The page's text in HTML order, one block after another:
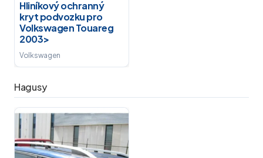
Hliníkový ochranný
kryt podvozku pro
Volkswagen Touareg
2003>
Volkswagen
Hagusy